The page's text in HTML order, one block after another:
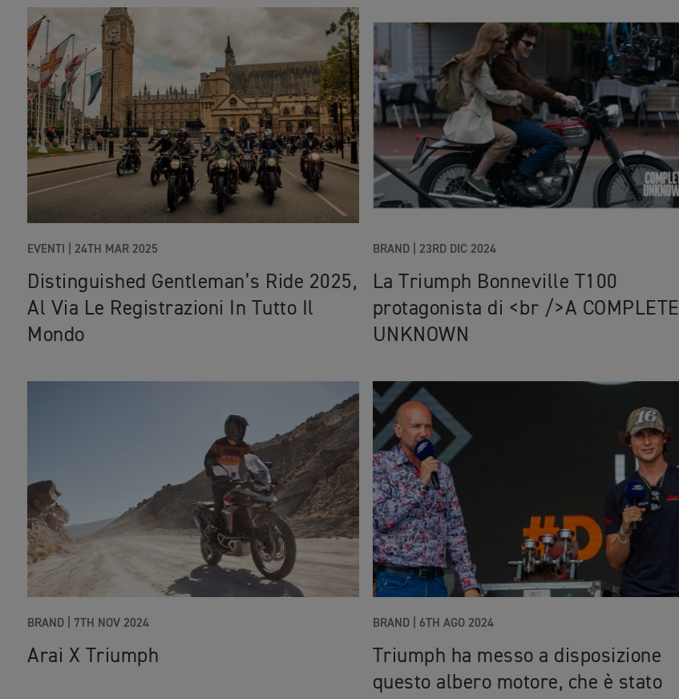
EVENTI | 24TH MAR 2025
Distinguished Gentleman’s Ride 2025,
Al Via Le Registrazioni In Tutto Il
Mondo
BRAND | 23RD DIC 2024
La Triumph Bonneville T100
protagonista di <br />A COMPLETE
UNKNOWN
BRAND 7TH NOV 2024
Arai X Triumph
BRAND| 6TH AGO 2024
Triumph ha messo a disposizione
questo albero motore, che è stato